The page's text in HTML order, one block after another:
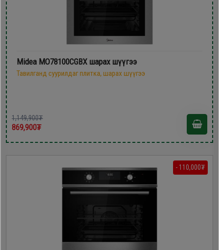
Midea MO78100CGBX шарах шүүгээ
Тавилганд суурилдаг плитка, шарах шүүгээ
1,149,900₮
869,900₮
- 110,000₮